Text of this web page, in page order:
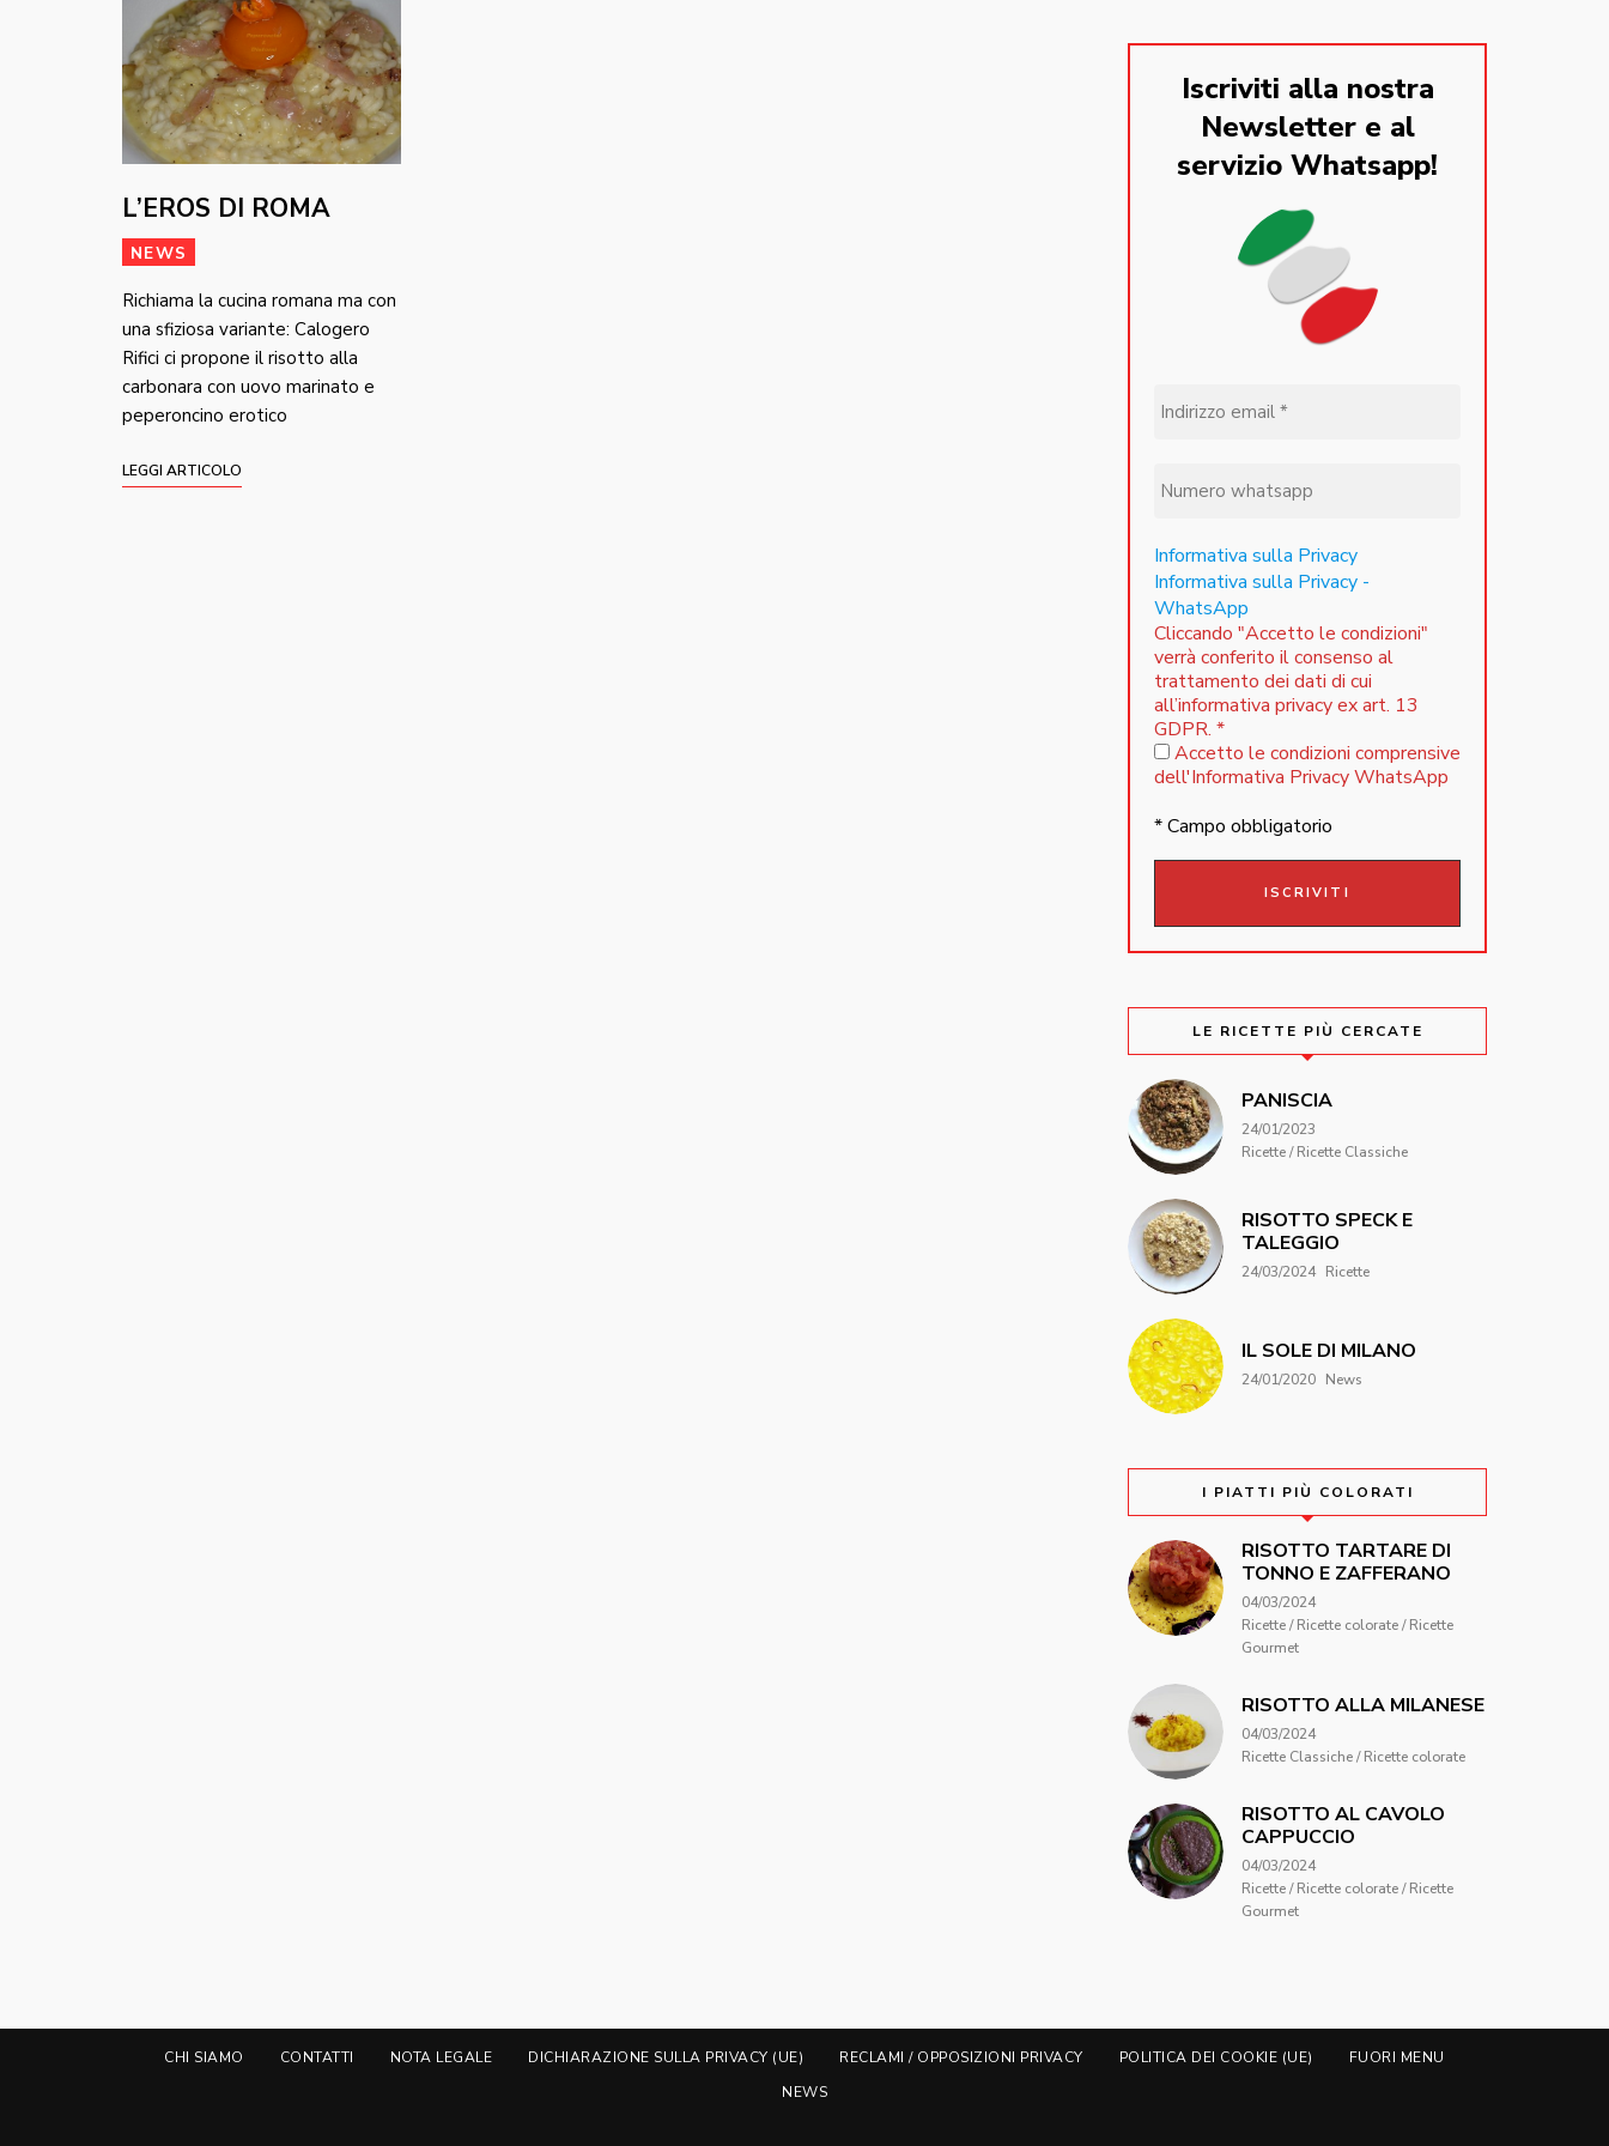
L’EROS DI ROMA
NEWS
Richiama la cucina romana ma con
una sfiziosa variante: Calogero
Rifici ci propone il risotto alla
carbonara con uovo marinato e
peperoncino erotico
LEGGI ARTICOLO
Iscriviti alla nostra
Newsletter e al
servizio Whatsapp!
Informativa sulla Privacy
Informativa sulla Privacy -
WhatsApp
Cliccando "Accetto le condizioni"
verrà conferito il consenso al
trattamento dei dati di cui
all’informativa privacy ex art. 13
GDPR. *
Accetto le condizioni comprensive
dell'Informativa Privacy WhatsApp
* Campo obbligatorio
LE RICETTE PIÙ CERCATE
PANISCIA
24/01/2023
Ricette / Ricette Classiche
RISOTTO SPECK E
TALEGGIO
24/03/2024 Ricette
IL SOLE DI MILANO
24/01/2020 News
I PIATTI PIÙ COLORATI
RISOTTO TARTARE DI
TONNO E ZAFFERANO
04/03/2024
Ricette / Ricette colorate / Ricette
Gourmet
RISOTTO ALLA MILANESE
04/03/2024
Ricette Classiche / Ricette colorate
RISOTTO AL CAVOLO
CAPPUCCIO
04/03/2024
Ricette / Ricette colorate / Ricette
Gourmet
CHI SIAMO CONTATTI NOTA LEGALE DICHIARAZIONE SULLA PRIVACY (UE) RECLAMI / OPPOSIZIONI PRIVACY POLITICA DEI COOKIE (UE)
FUORI MENU
NEWS